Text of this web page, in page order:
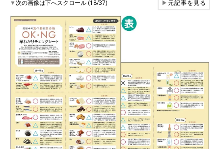
▼次の画像は下へスクロール (18/37) ▶元記事を見る